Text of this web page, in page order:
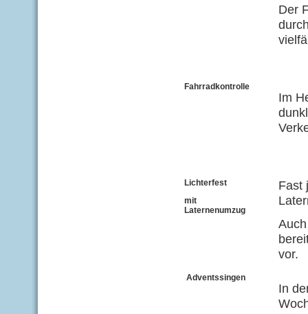
Der
Fahrradkontrolle
Im
Lichterfest
mit
Laternenumzug
Fast
vor.
Adventssingen
In